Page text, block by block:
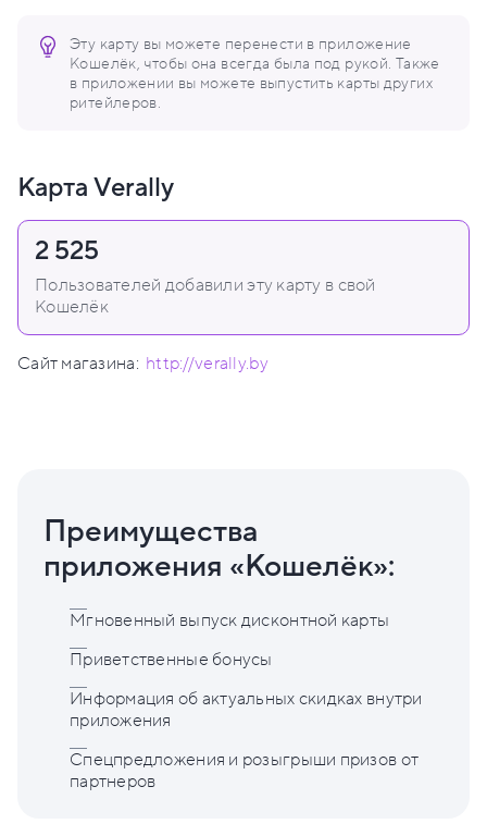
Эту карту вы можете перенести в приложение
Кошелёк, чтобы она всегда была под рукой. Также
в приложении вы можете выпустить карты других
ритейлеров.
Карта Verally
2 525
Пользователей добавили эту карту в свой
Кошелёк
Сайт магазина: http://verally.by
Преимущества
приложения «Кошелёк»:
Мгновенный выпуск дисконтной карты
Приветственные бонусы
Информация об актуальных скидках внутри
приложения
Спецпредложения и розыгрыши призов от
партнеров